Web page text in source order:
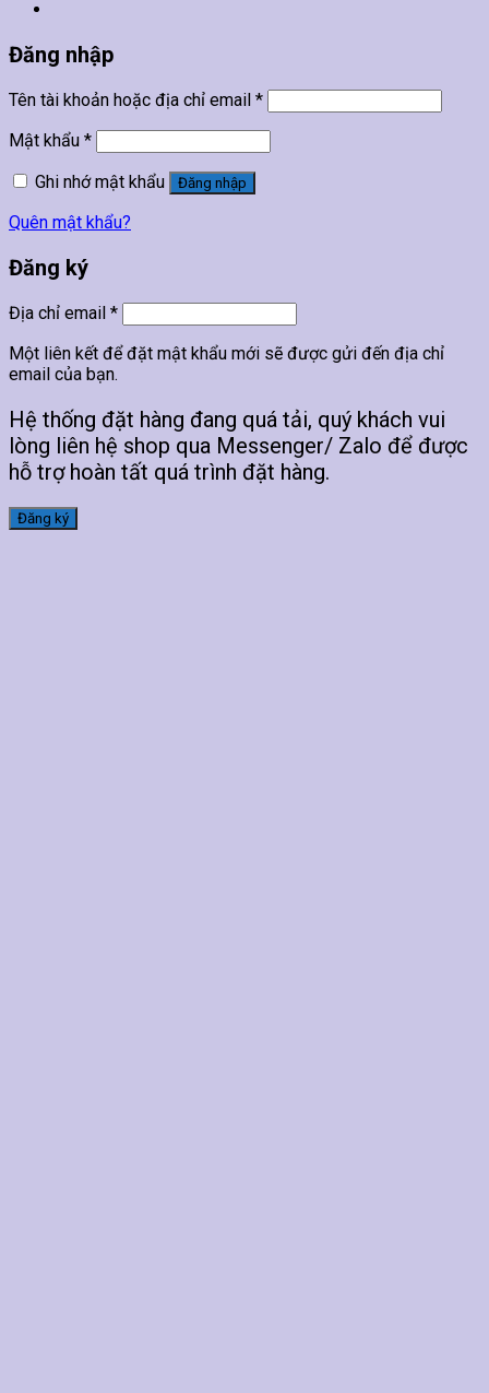
Đăng nhập
Tên tài khoản hoặc địa chỉ email *
Mật khẩu *
Ghi nhớ mật khẩu
Đăng nhập
Quên mật khẩu?
Đăng ký
Địa chỉ email *
Một liên kết để đặt mật khẩu mới sẽ được gửi đến địa chỉ
email của bạn.
Hệ thống đặt hàng đang quá tải, quý khách vui
lòng liên hệ shop qua Messenger/ Zalo để được
hỗ trợ hoàn tất quá trình đặt hàng.
Đăng ký